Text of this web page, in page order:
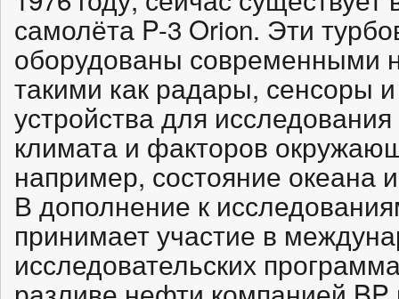
самолёта P-3 Orion. Эти
оборудованы современными
такими как радары, сенсоры
устройства для
климата и факторов
например, состояние океана
В дополнение к
принимает участие в
исследовательских